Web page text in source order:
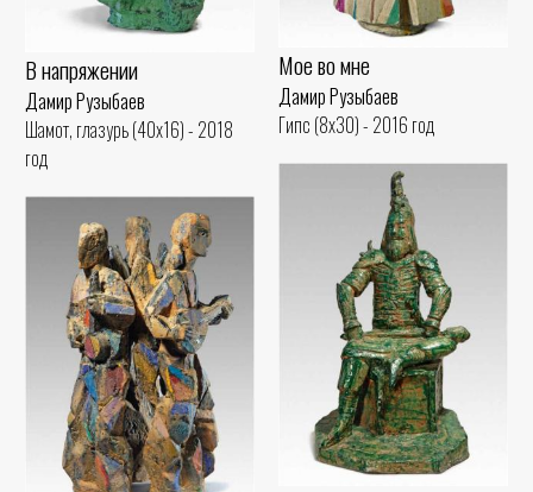
Мое во мне
Дамир Рузыбаев
Гипс (8x30) - 2016 год
В напряжении
Дамир Рузыбаев
Шамот, глазурь (40x16) - 2018
год